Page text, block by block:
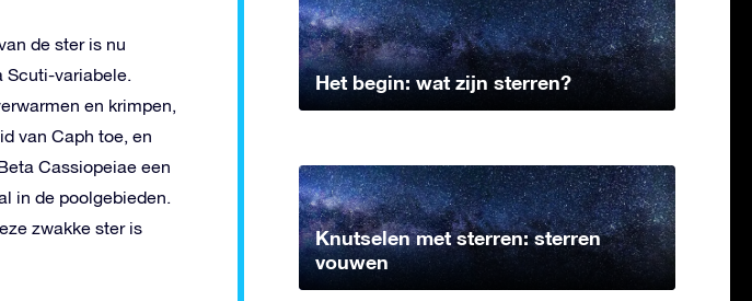
de ster is nu
Scuti-variabele.
en krimpen,
van Caph toe, en
Cassiopeiae een
in de poolgebieden.
zwakke ster is
Het begin: wat zijn sterren?
Knutselen met sterren: sterren
vouwen